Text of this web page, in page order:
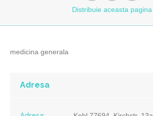
Distribuie aceasta pagina
medicina generala
Adresa